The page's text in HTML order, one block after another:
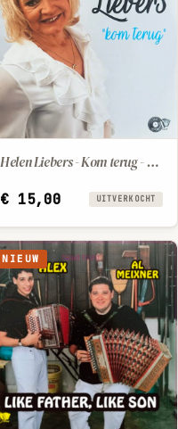
Helen Liebers - Kom terug - Gerrie Liebers - Jij bent mijn engel
€15,00 UITVERKOCHT
NIEUW